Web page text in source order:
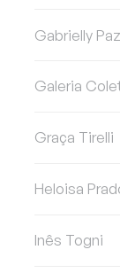
Gabrielly Paz
Galeria
Graça Tirelli
Heloisa
Inês Togni